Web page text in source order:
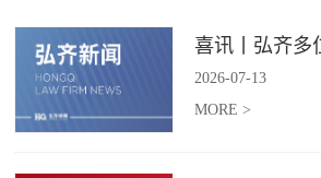
2026-07-13
MORE >